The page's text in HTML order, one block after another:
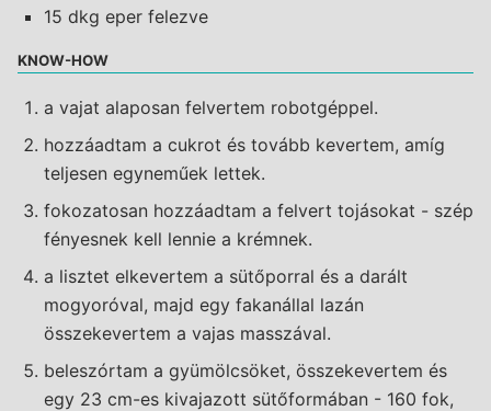
15 dkg eper felezve
KNOW-HOW
a vajat alaposan felvertem robotgéppel.
hozzáadtam a cukrot és tovább kevertem, amíg
teljesen egyneműek lettek.
fokozatosan hozzáadtam a felvert tojásokat - szép
fényesnek kell lennie a krémnek.
a lisztet elkevertem a sütőporral és a darált
mogyoróval, majd egy fakanállal lazán
összekevertem a vajas masszával.
beleszórtam a gyümölcsöket, összekevertem és
egy 23 cm-es kivajazott sütőformában - 160 fok,